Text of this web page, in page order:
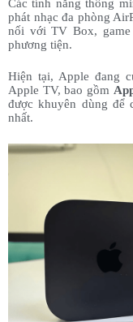
Các tính năng thông
phát nhạc đa phòng
nối với TV Box,
phương tiện.
Hiện tại, Apple đang
Apple TV, bao gồm
được khuyên dùng để
nhất.